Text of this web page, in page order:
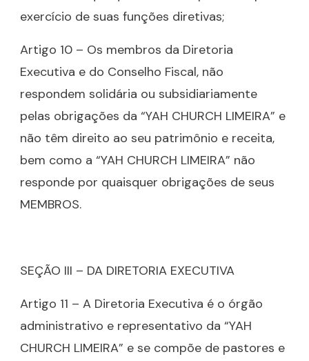
exercício de suas funções diretivas;
Artigo 10 – Os membros da Diretoria
Executiva e do Conselho Fiscal, não
respondem solidária ou subsidiariamente
pelas obrigações da “YAH CHURCH LIMEIRA” e
não têm direito ao seu patrimônio e receita,
bem como a “YAH CHURCH LIMEIRA” não
responde por quaisquer obrigações de seus
MEMBROS.
SEÇÃO III – DA DIRETORIA EXECUTIVA
Artigo 11 – A Diretoria Executiva é o órgão
administrativo e representativo da “YAH
CHURCH LIMEIRA” e se compõe de pastores e